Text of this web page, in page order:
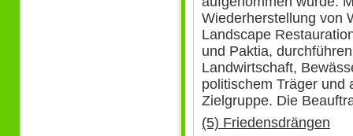
Wiederherstellung von
Landscape
und Paktia,
Landwirtschaft,
politischem Träger und
Zielgruppe. Die
(5) Friedensdrängen